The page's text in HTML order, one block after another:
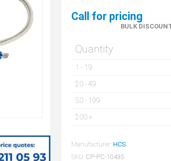
Call for pricing
BULK
Quantity
1 - 19
20-49
50- 199
200+
Manufacturer: HCS
SKU: CP-PC-10435